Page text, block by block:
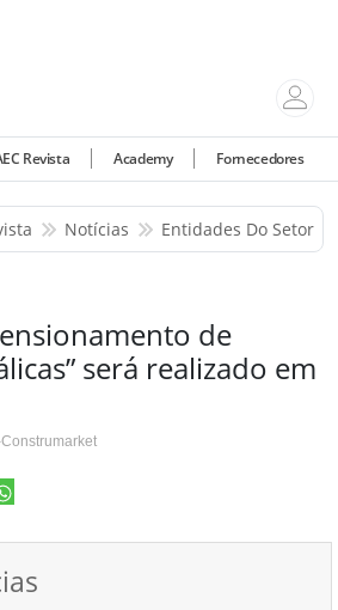
Revista Academy Fornecedores
Notícias Entidades Do Setor
de
será realizado em